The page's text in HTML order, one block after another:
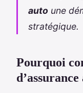
auto une
stratégique.
Pourquoi